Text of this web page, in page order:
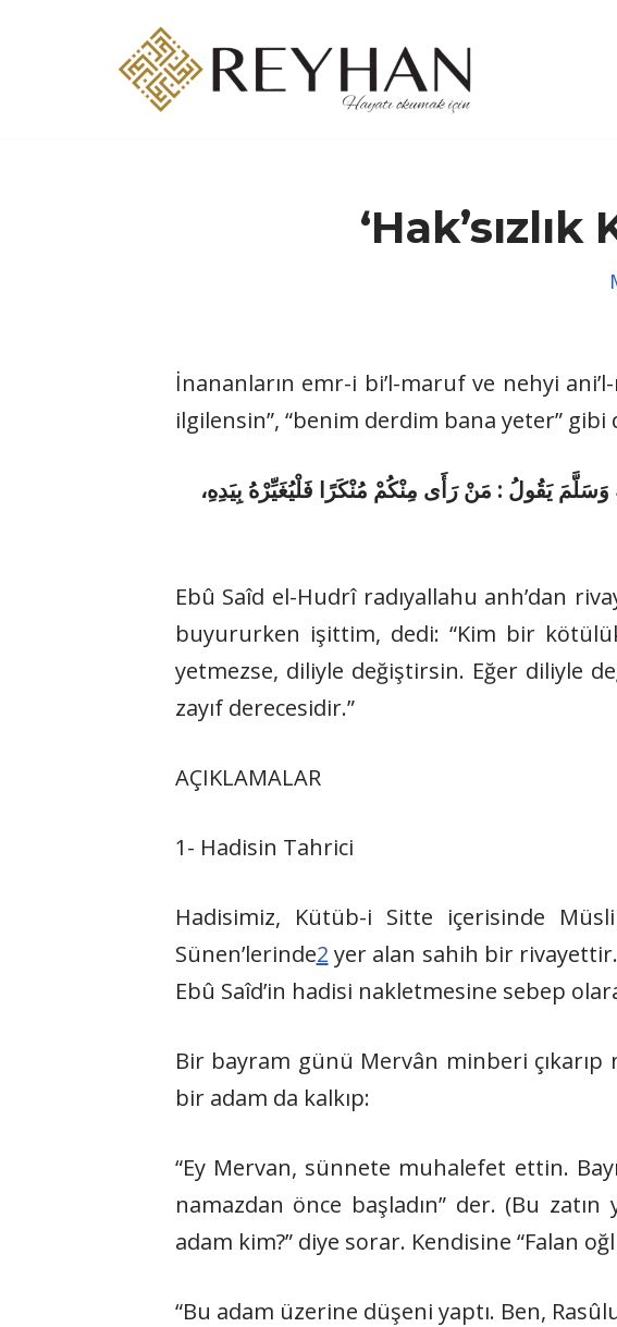
‘Hak’sızlık
İnananların emr-i bi’l-maruf ve nehyi
ilgilensin”, “benim derdim bana yeter”
يَقُولُ : مَنْ رَأَى مِنْكُمْ مُنْكَرًا فَلْيُغَيِّرْهُ بِيَدِهِ،
Ebû Saîd el-Hudrî radıyallahu anh’dan
buyururken işittim, dedi: “Kim bir
yetmezse, diliyle değiştirsin. Eğer diliyle
zayıf derecesidir.”
AÇIKLAMALAR
1- Hadisin Tahrici
Hadisimiz, Kütüb-i Sitte içerisinde
Sünen’lerinde2 yer alan sahih bir rivayettir.
Ebû Saîd’in hadisi nakletmesine sebep
Bir bayram günü Mervân minberi
bir adam da kalkıp:
“Ey Mervan, sünnete muhalefet ettin.
namazdan önce başladın” der. (Bu
adam kim?” diye sorar. Kendisine “Falan
“Bu adam üzerine düşeni yaptı. Ben,